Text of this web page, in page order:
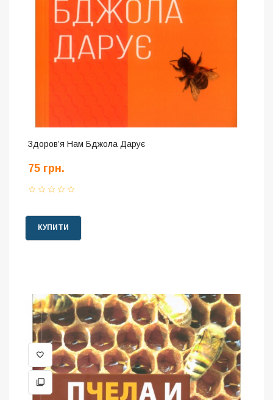
Здоров’я Нам Бджола Дарує
75 грн.
КУПИТИ